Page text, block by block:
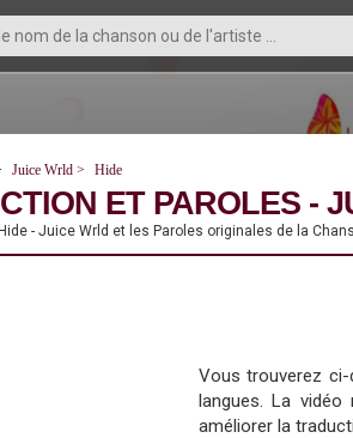
Juice Wrld Hide
ET PAROLES -
- Juice Wrld et les Paroles originales de la
Vous trouverez ci-
langues. La
améliorer la